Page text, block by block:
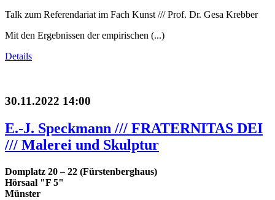
Talk zum Referendariat im Fach Kunst /// Prof. Dr. Gesa Krebber
Mit den Ergebnissen der empirischen (...)
Details
30.11.2022 14:00
E.-J. Speckmann /// FRATERNITAS DEI
/// Malerei und Skulptur
Domplatz 20 – 22 (Fürstenberghaus)
Hörsaal "F 5"
Münster